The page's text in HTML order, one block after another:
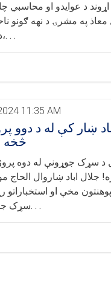
اړوند د عوایدو او محاسبي
په مشرۍ د نهه ګونو
د عوایدو لوړیدو،. . .
11:35 AM
ښار کې له د دوو
څخه
جلال اباد ښاروال الحاج
مخې او
سړک جوړیدو له پروژو. . .